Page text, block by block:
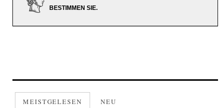
BESTIMMEN SIE.
MEISTGELESEN NEU